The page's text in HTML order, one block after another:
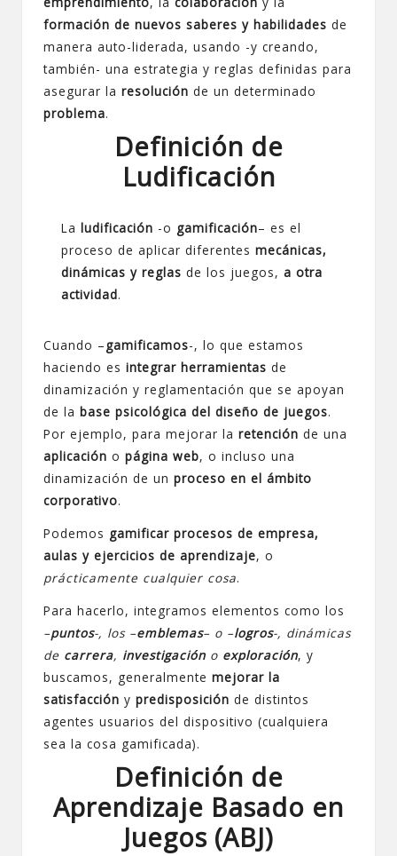
formación de nuevos saberes y habilidades de
manera auto-liderada, usando -y creando,
también- una estrategia y reglas definidas para
asegurar la resolución de un determinado
problema.
Definición de
Ludificación
La ludificación -o gamificación– es el
proceso de aplicar diferentes mecánicas,
dinámicas y reglas de los juegos, a otra
actividad.
Cuando –gamificamos-, lo que estamos
haciendo es integrar herramientas de
dinamización y reglamentación que se apoyan
de la base psicológica del diseño de juegos.
Por ejemplo, para mejorar la retención de una
aplicación o página web, o incluso una
dinamización de un proceso en el ámbito
corporativo.
Podemos gamificar procesos de empresa,
aulas y ejercicios de aprendizaje, o
prácticamente cualquier cosa.
Para hacerlo, integramos elementos como los
–puntos-, los –emblemas– o –logros-, dinámicas
de carrera, investigación o exploración, y
buscamos, generalmente mejorar la
satisfacción y predisposición de distintos
agentes usuarios del dispositivo (cualquiera
sea la cosa gamificada).
Definición de
Aprendizaje Basado en
Juegos (ABJ)